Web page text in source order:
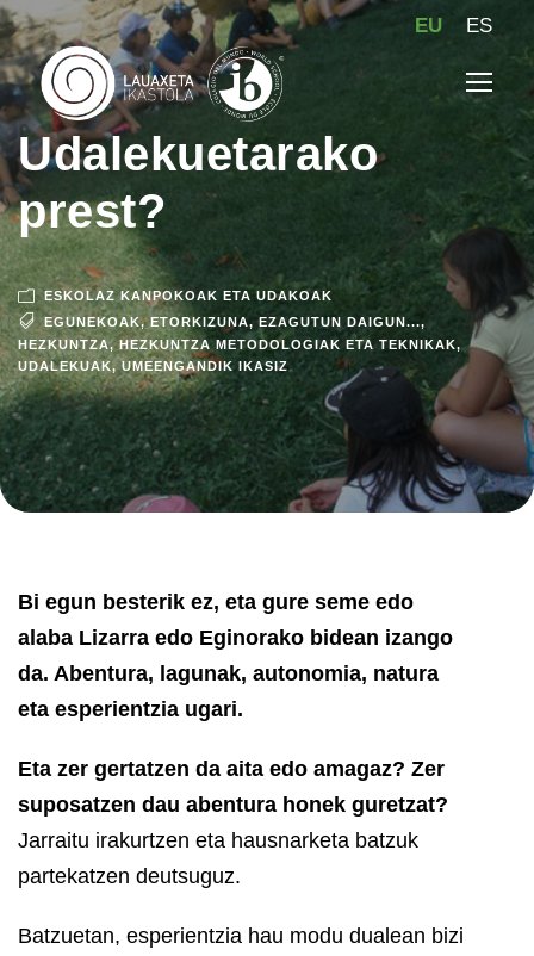
EU ES
Udalekuetarako
prest?
ESKOLAZ KANPOKOAK ETA UDAKOAK
EGUNEKOAK, ETORKIZUNA, EZAGUTUN DAIGUN...,
HEZKUNTZA, HEZKUNTZA METODOLOGIAK ETA TEKNIKAK,
UDALEKUAK, UMEENGANDIK IKASIZ
Bi egun besterik ez, eta gure seme edo
alaba Lizarra edo Eginorako bidean izango
da. Abentura, lagunak, autonomia, natura
eta esperientzia ugari.
Eta zer gertatzen da aita edo amagaz? Zer
suposatzen dau abentura honek guretzat?
Jarraitu irakurtzen eta hausnarketa batzuk
partekatzen deutsuguz.
Batzuetan, esperientzia hau modu dualean bizi